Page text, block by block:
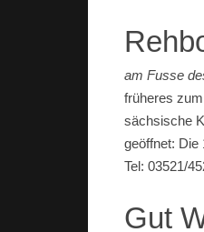
am Fusse
früheres
sächsische
geöffnet: Die
Tel: 03521/
Gut